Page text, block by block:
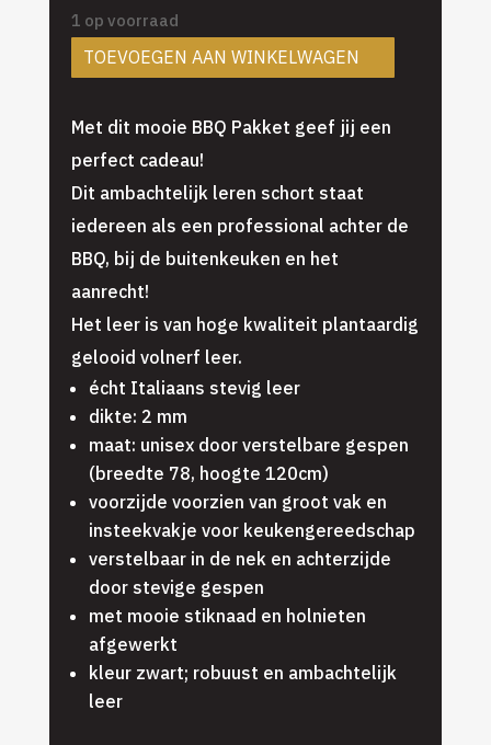
was:
€94,95.€74,95.
1 op voorraad
TOEVOEGEN AAN WINKELWAGEN
Met dit mooie BBQ Pakket geef jij een
perfect cadeau!
Dit ambachtelijk leren schort staat
iedereen als een professional achter de
BBQ, bij de buitenkeuken en het
aanrecht!
Het leer is van hoge kwaliteit plantaardig
gelooid volnerf leer.
écht Italiaans stevig leer
dikte: 2 mm
maat: unisex door verstelbare gespen
(breedte 78, hoogte 120cm)
voorzijde voorzien van groot vak en
insteekvakje voor keukengereedschap
verstelbaar in de nek en achterzijde
door stevige gespen
met mooie stiknaad en holnieten
afgewerkt
kleur zwart; robuust en ambachtelijk
leer